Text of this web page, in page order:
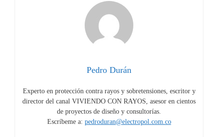
Pedro Durán
Experto en protección contra rayos y sobretensiones, escritor y
director del canal VIVIENDO CON RAYOS, asesor en cientos
de proyectos de diseño y consultorías.
Escríbeme a: pedroduran@electropol.com.co